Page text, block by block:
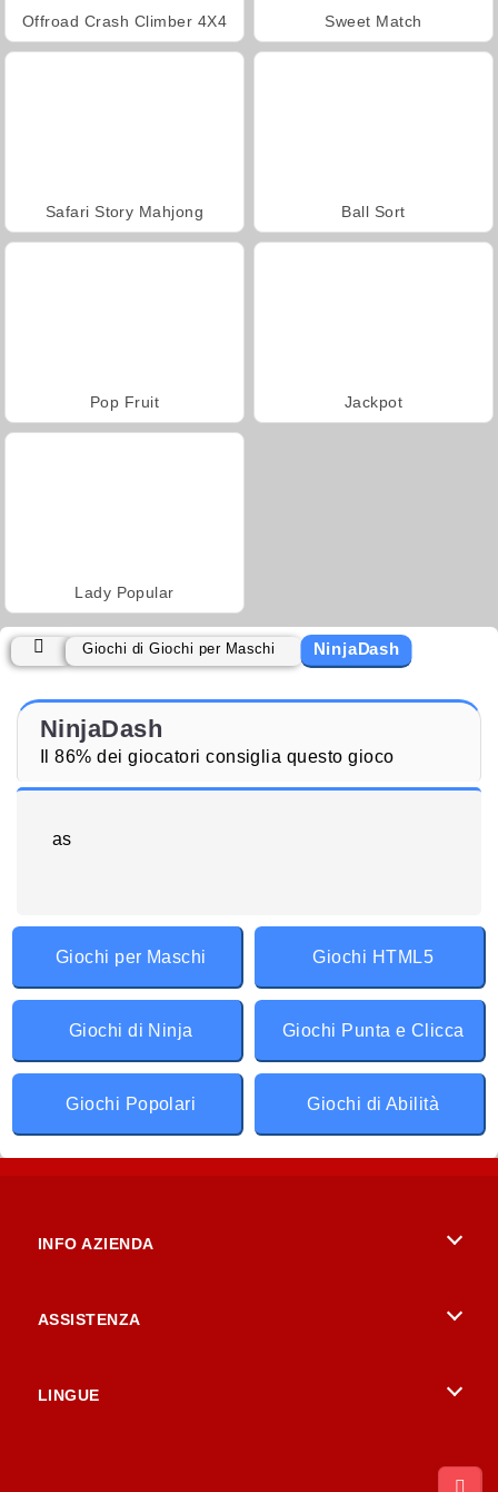
Offroad Crash Climber 4X4 Sweet Match
Safari Story Mahjong Ball Sort
Pop Fruit Jackpot
Lady Popular
Giochi di Giochi per Maschi NinjaDash
NinjaDash
Il 86% dei giocatori consiglia questo gioco
as
Giochi per Maschi Giochi HTML5
Giochi di Ninja Giochi Punta e Clicca
Giochi Popolari Giochi di Abilità
INFO AZIENDA
ASSISTENZA
LINGUE